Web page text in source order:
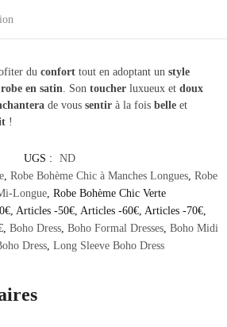
du confort tout en adoptant un style
robe en satin. Son toucher luxueux et doux
de vous sentir à la fois belle et
!
UGS :
ND
, Robe Bohème Chic à Manches Longues, Robe
Longue, Robe Bohème Chic Verte
, Articles -50€, Articles -60€, Articles -70€,
, Boho Dress, Boho Formal Dresses, Boho Midi
Dress, Long Sleeve Boho Dress